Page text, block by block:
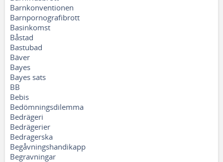
Barnkonventionen
Barnpornografibrott
Basinkomst
Båstad
Bastubad
Bäver
Bayes
Bayes sats
BB
Bebis
Bedömningsdilemma
Bedrägeri
Bedrägerier
Bedragerska
Begåvningshandikapp
Begravningar